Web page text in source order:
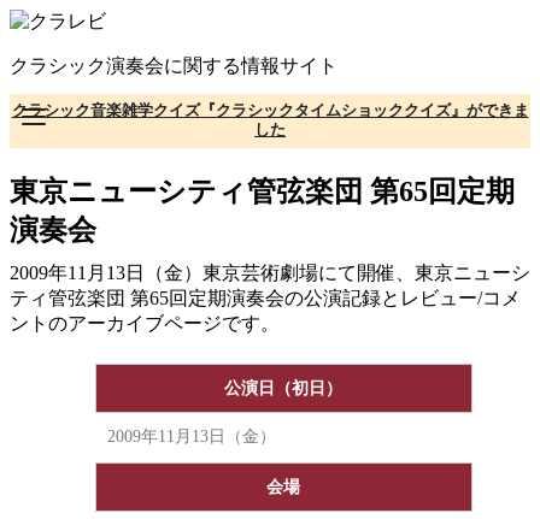
コ
テ
ン
ツ
へ
移
動
クラシック演奏会に関する情報サイト
クラシック音楽雑学クイズ『クラシックタイムショッククイズ』ができま
した
東京ニューシティ管弦楽団 第65回定期
演奏会
2009年11月13日（金）東京芸術劇場にて開催、東京ニューシ
ティ管弦楽団 第65回定期演奏会の公演記録とレビュー/コメ
ントのアーカイブページです。
公演日（初日）
2009年11月13日（金）
会場